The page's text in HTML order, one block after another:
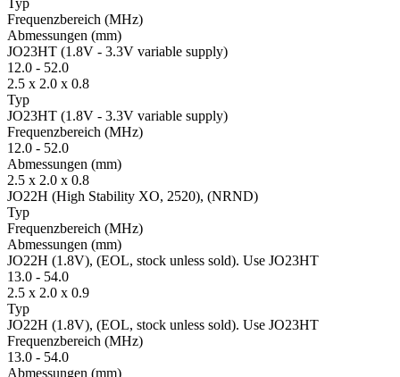
Fre­quenz­bereich (MHz)
Ab­mes­sungen (mm)
JO23HT (1.8V - 3.3V variable supply)
12.0 - 52.0
2.5 x 2.0 x 0.8
Typ
JO23HT (1.8V - 3.3V variable supply)
Fre­quenz­bereich (MHz)
12.0 - 52.0
Ab­mes­sungen (mm)
2.5 x 2.0 x 0.8
JO22H (High Stability XO, 2520), (NRND)
Typ
Fre­quenz­bereich (MHz)
Ab­mes­sungen (mm)
JO22H (1.8V), (EOL, stock unless sold). Use JO23HT
13.0 - 54.0
2.5 x 2.0 x 0.9
Typ
JO22H (1.8V), (EOL, stock unless sold). Use JO23HT
Fre­quenz­bereich (MHz)
13.0 - 54.0
Ab­mes­sungen (mm)